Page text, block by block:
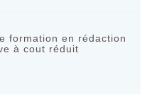
formation en rédaction
à cout réduit